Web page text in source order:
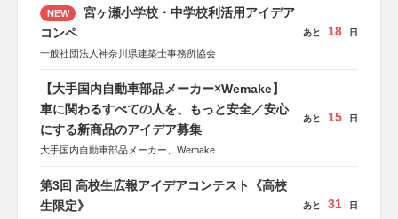
NEW
宮ヶ瀬小学校・中学校利活用アイデア
コンペ
一般社団法人神奈川県建築士事務所協会
あと 18 日
【大手国内自動車部品メーカー×Wemake】
車に関わるすべての人を、もっと安全／安心
にする新商品のアイデア募集
大手国内自動車部品メーカー、Wemake
あと 15 日
第3回 高校生広報アイデアコンテスト《高校
生限定》
あと 31 日